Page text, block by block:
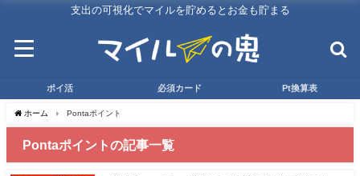
支出の可視化でマイルを貯めるとお金も貯まる
ポイ活 必須カード Pt換算表
ホーム Pontaポイント
Pontaポイントの記事一覧